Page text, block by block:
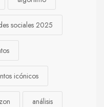
sociales 2025
icónicos
análisis